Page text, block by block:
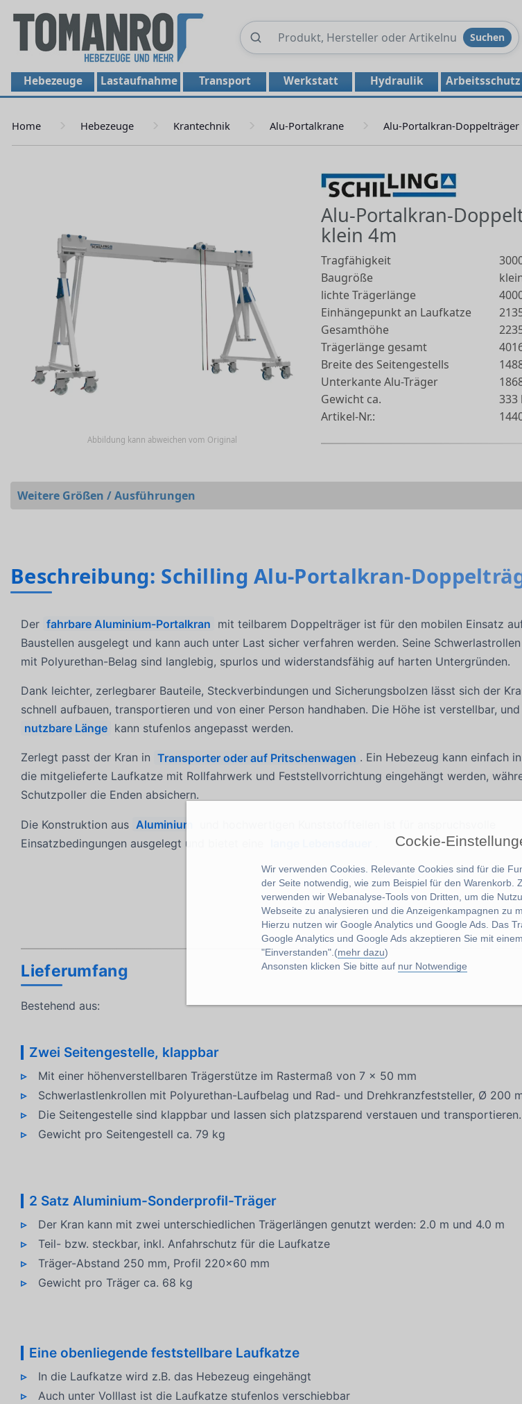
Cockie-
Wir verwenden Cookies. Relevante Cookies sind für die
der Seite notwendig, wie zum Beispiel für den Warenkorb.
verwenden wir Webanalyse-Tools von Dritten, um die
Webseite zu analysieren und die Anzeigenkampagnen zu
Hierzu nutzen wir Google Analytics und Google Ads. Das
Google Analytics und Google Ads akzeptieren Sie mit
"Einverstanden".(mehr dazu)
Ansonsten klicken Sie bitte auf nur Notwendige
Produkte
durchsuchen
Suchen
Hebezeuge Lastaufnahme Transport Werkstatt Hydraulik Arbeitsschutz
Home Hebezeuge Krantechnik Alu-Portalkrane Alu-Portalkran-
Abbildung kann abweichen vom Original
Alu-Portalkran-
klein 4m
Tragfähigkeit
Baugröße
lichte Trägerlänge
Einhängepunkt an Laufkatze
Gesamthöhe
Trägerlänge gesamt
Breite des Seitengestells
Unterkante Alu-Träger
Gewicht ca.
333
Artikel-Nr.:
Weitere Größen / Ausführungen
Beschreibung: Schilling Alu-Portalkran-
Der fahrbare Aluminium-Portalkran mit teilbarem Doppelträger ist für den mobilen Einsatz
Baustellen ausgelegt und kann auch unter Last sicher verfahren werden. Seine Schwerlastrollen
mit Polyurethan-Belag sind langlebig, spurlos und widerstandsfähig auf harten Untergründen.
Dank leichter, zerlegbarer Bauteile, Steckverbindungen und Sicherungsbolzen lässt sich der
schnell aufbauen, transportieren und von einer Person handhaben. Die Höhe ist verstellbar,
nutzbare Länge kann stufenlos angepasst werden.
Zerlegt passt der Kran in Transporter oder auf Pritschenwagen . Ein Hebezeug kann einfach in
die mitgelieferte Laufkatze mit Rollfahrwerk und Feststellvorrichtung eingehängt werden,
Schutzpoller die Enden absichern.
Die Konstruktion aus Aluminium
Einsatzbedingungen ausgelegt und bietet eine
Lieferumfang
Bestehend aus:
Zwei Seitengestelle, klappbar
Mit einer höhenverstellbaren Trägerstütze im Rastermaß von 7 x 50 mm
Schwerlastlenkrollen mit Polyurethan-Laufbelag und Rad- und Drehkranzfeststeller, Ø 200
Die Seitengestelle sind klappbar und lassen sich platzsparend verstauen und transportieren.
Gewicht pro Seitengestell ca. 79 kg
2 Satz Aluminium-Sonderprofil-Träger
Der Kran kann mit zwei unterschiedlichen Trägerlängen genutzt werden: 2.0 m und 4.0 m
Teil- bzw. steckbar, inkl. Anfahrschutz für die Laufkatze
Träger-Abstand 250 mm, Profil 220x60 mm
Gewicht pro Träger ca. 68 kg
Eine obenliegende feststellbare Laufkatze
In die Laufkatze wird z.B. das Hebezeug eingehängt
Auch unter Volllast ist die Laufkatze stufenlos verschiebbar